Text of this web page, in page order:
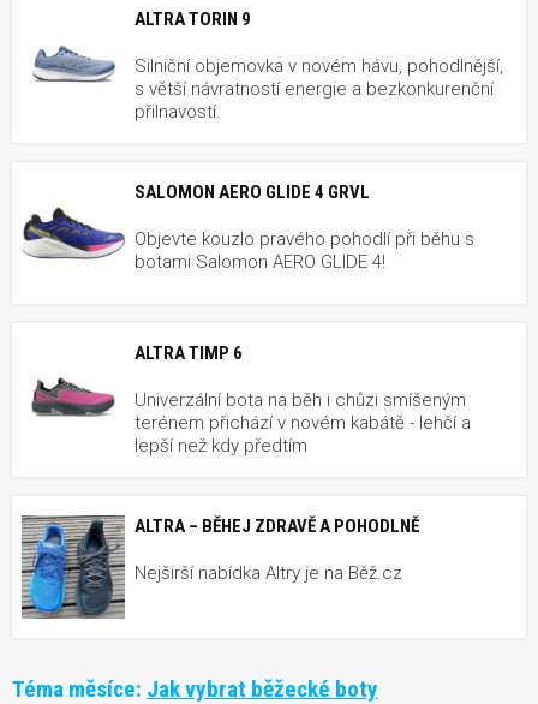
ALTRA TORIN 9
Silniční objemovka v novém hávu, pohodlnější,
s větší návratností energie a bezkonkurenční
přilnavostí.
SALOMON AERO GLIDE 4 GRVL
Objevte kouzlo pravého pohodlí při běhu s
botami Salomon AERO GLIDE 4!
ALTRA TIMP 6
Univerzální bota na běh i chůzi smíšeným
terénem přichází v novém kabátě - lehčí a
lepší než kdy předtím
ALTRA – BĚHEJ ZDRAVĚ A POHODLNĚ
Nejširší nabídka Altry je na Běž.cz
Téma měsíce: Jak vybrat běžecké boty